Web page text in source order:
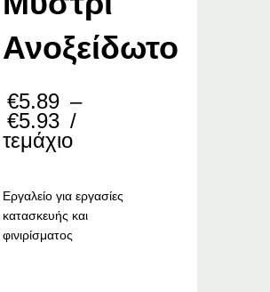
Ανοξείδωτο
€5.89 –
€5.93 Price
range:
€5.93
/
τεμάχιο
Εργαλείο για εργασίες
κατασκευής και
φινιρίσματος